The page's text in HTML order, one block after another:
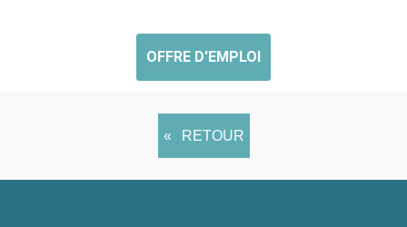
OFFRE D'EMPLOI
RETOUR